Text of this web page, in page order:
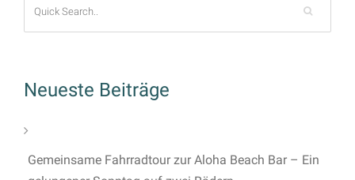
Neueste Beiträge
Gemeinsame Fahrradtour zur Aloha Beach Bar – Ein